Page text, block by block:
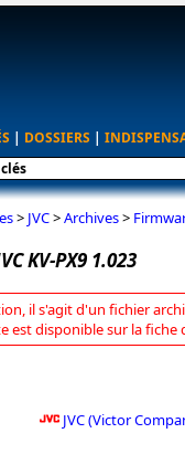
| DOSSIERS |
> JVC>Archives>
KV-PX9 1.023
il s'agit d'un fichier
est disponible sur la fiche
JVC (Victor